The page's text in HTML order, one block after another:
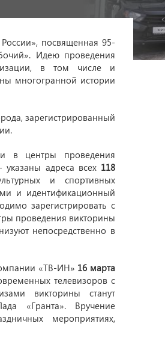
посвященная 95-
Идею проведения
в том числе и
многогранной истории
зарегистрированный
в центры проведения
- указаны адреса всех 118
и спортивных
и идентификационный
зарегистрировать с
проведения викторины
непосредственно в
«ТВ-ИН» 16 марта
телевизоров с
викторины станут
«Гранта». Вручение
мероприятиях,